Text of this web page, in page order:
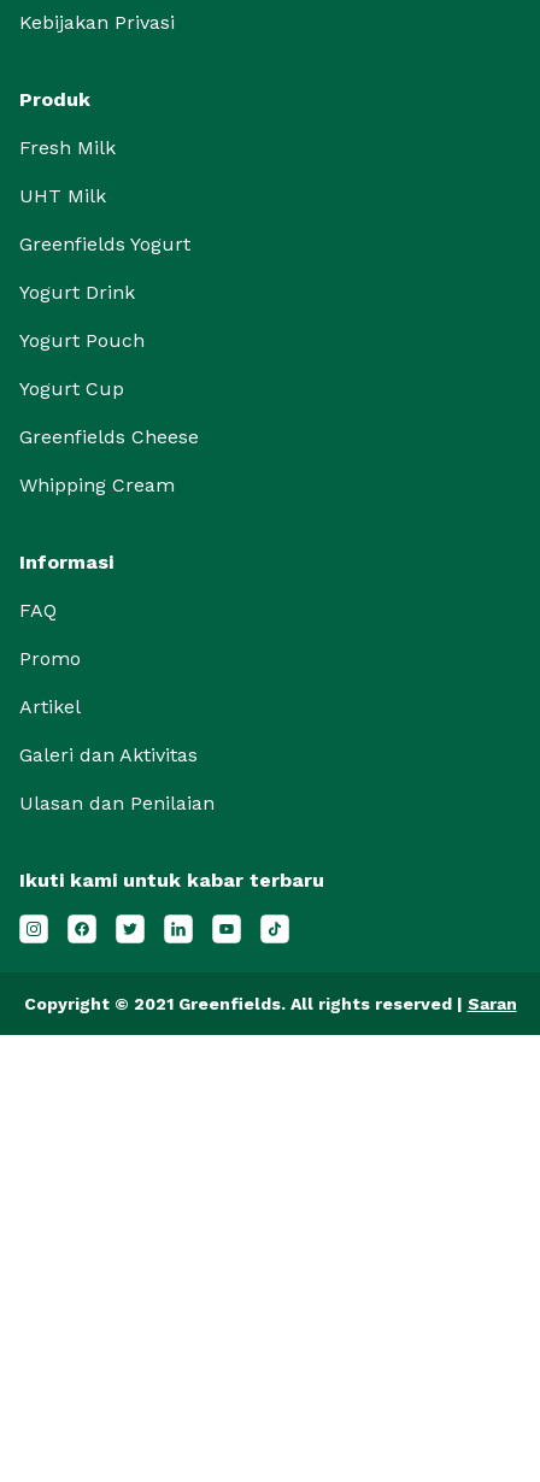
Kebijakan Privasi
Produk
Fresh Milk
UHT Milk
Greenfields Yogurt
Yogurt Drink
Yogurt Pouch
Yogurt Cup
Greenfields Cheese
Whipping Cream
Informasi
FAQ
Promo
Artikel
Galeri dan Aktivitas
Ulasan dan Penilaian
Ikuti kami untuk kabar terbaru
Copyright © 2021 Greenfields. All rights reserved | Saran